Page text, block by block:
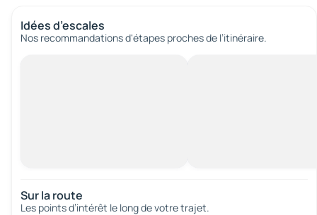
Idées d’escales
Nos recommandations d'étapes proches de l’itinéraire.
Sur la route
Les points d’intérêt le long de votre trajet.